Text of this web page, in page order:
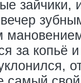
зайчики,
за копьё